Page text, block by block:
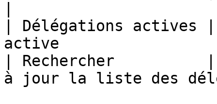
| Délégations
active
| Rechercher          |
à jour la liste des